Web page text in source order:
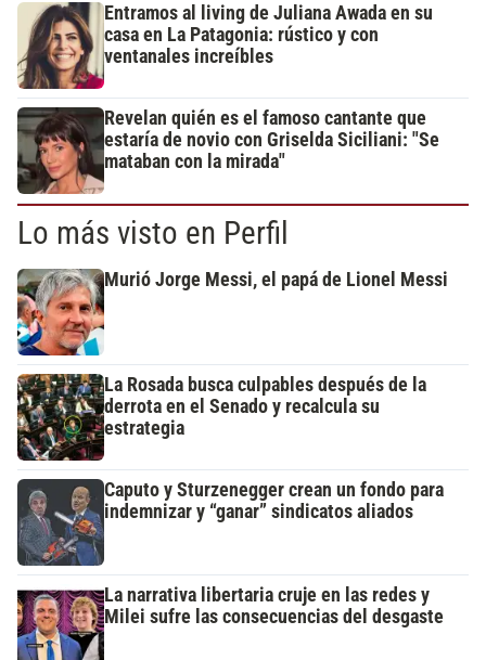
Entramos al living de Juliana Awada en su
casa en La Patagonia: rústico y con
ventanales increíbles
Revelan quién es el famoso cantante que
estaría de novio con Griselda Siciliani: "Se
mataban con la mirada"
Lo más visto en Perfil
Murió Jorge Messi, el papá de Lionel Messi
La Rosada busca culpables después de la
derrota en el Senado y recalcula su
estrategia
Caputo y Sturzenegger crean un fondo para
indemnizar y “ganar” sindicatos aliados
La narrativa libertaria cruje en las redes y
Milei sufre las consecuencias del desgaste